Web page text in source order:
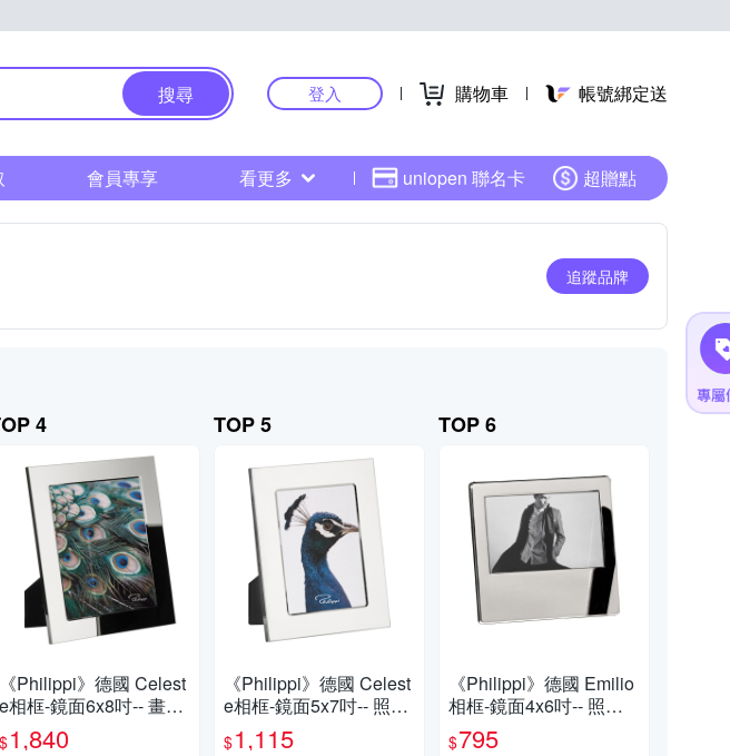
搜尋 登入 購物車 帳號綁定送
會員專享 看更多 uniopen 聯名卡 超贈點
追蹤品牌
4
《Philippi》德國 Celest
e相框-鏡面6x8吋-- 畫框
照片框
$1,840
TOP 5
《Philippi》德國 Celest
e相框-鏡面5x7吋-- 照片
框
$1,115
TOP 6
《Philippi》德國 Emilio
相框-鏡面4x6吋-- 照片
框
$795